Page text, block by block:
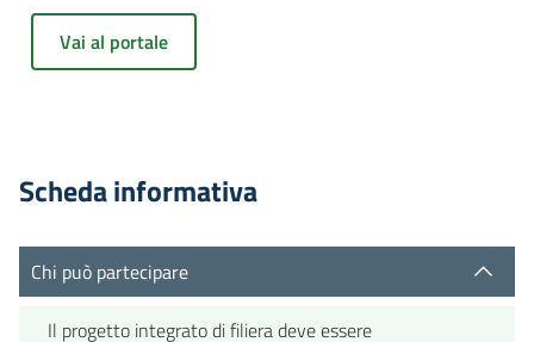
Vai al portale
Scheda informativa
Chi può partecipare
Il progetto integrato di filiera deve essere